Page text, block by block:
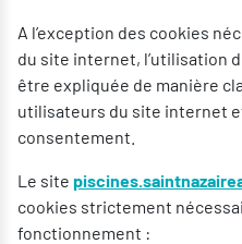
A l’exception des cookies
du site internet, l’utilisation
être expliquée de manière
utilisateurs du site internet
consentement.
Le site
cookies strictement
fonctionnement :